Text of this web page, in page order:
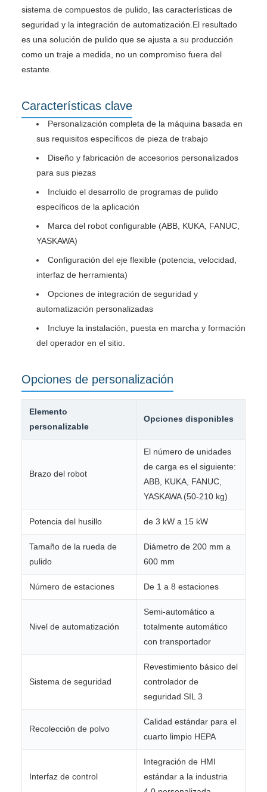
sistema de compuestos de pulido, las características de
seguridad y la integración de automatización.El resultado
es una solución de pulido que se ajusta a su producción
como un traje a medida, no un compromiso fuera del
estante.
Características clave
Personalización completa de la máquina basada en
sus requisitos específicos de pieza de trabajo
Diseño y fabricación de accesorios personalizados
para sus piezas
Incluido el desarrollo de programas de pulido
específicos de la aplicación
Marca del robot configurable (ABB, KUKA, FANUC,
YASKAWA)
Configuración del eje flexible (potencia, velocidad,
interfaz de herramienta)
Opciones de integración de seguridad y
automatización personalizadas
Incluye la instalación, puesta en marcha y formación
del operador en el sitio.
Opciones de personalización
Elemento
personalizable
Opciones disponibles
Brazo del robot
El número de unidades
de carga es el siguiente:
ABB, KUKA, FANUC,
YASKAWA (50-210 kg)
Potencia del husillo de 3 kW a 15 kW
Tamaño de la rueda de
pulido
Diámetro de 200 mm a
600 mm
Número de estaciones De 1 a 8 estaciones
Nivel de automatización
Semi-automático a
totalmente automático
con transportador
Sistema de seguridad
Revestimiento básico del
controlador de
seguridad SIL 3
Recolección de polvo
Calidad estándar para el
cuarto limpio HEPA
Interfaz de control
Integración de HMI
estándar a la industria